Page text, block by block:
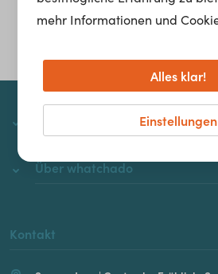
Über whatchado
Kontakt
mehr Informationen und
Einstellungen
Alles klar!